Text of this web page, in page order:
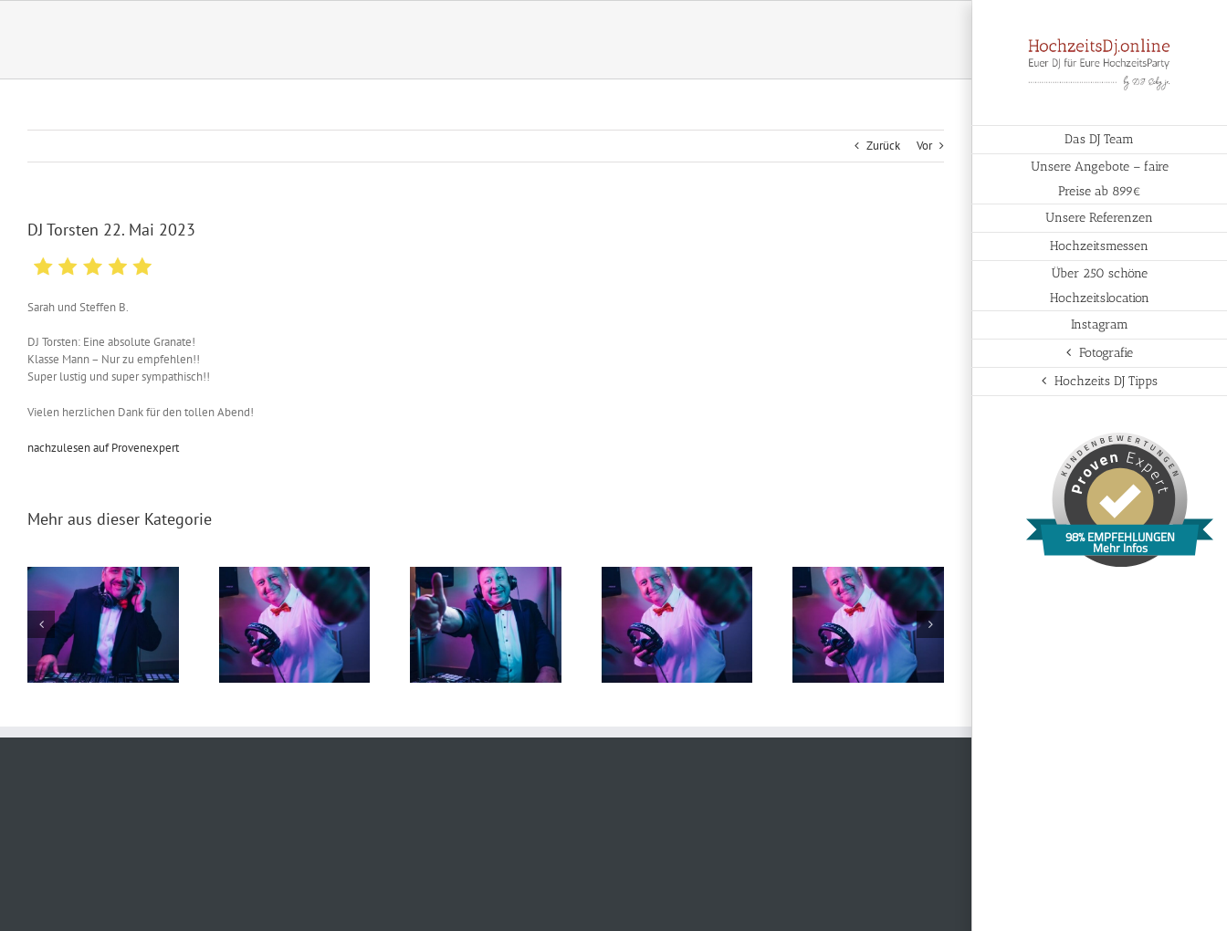
Das DJ Team
Unsere Angebote – faire
Preise ab 899€
Unsere Referenzen
Hochzeitsmessen
Über 250 schöne
Hochzeitslocation
Instagram
Fotografie
Hochzeits DJ Tipps
98% EMPFEHLUNGEN
Mehr Infos
Zurück Vor
DJ Torsten 22. Mai 2023
Sarah und Steffen B.
DJ Torsten: Eine absolute Granate!
Klasse Mann – Nur zu empfehlen!!
Super lustig und super sympathisch!!
Vielen herzlichen Dank für den tollen Abend!
nachzulesen auf Provenexpert
Mehr aus dieser Kategorie